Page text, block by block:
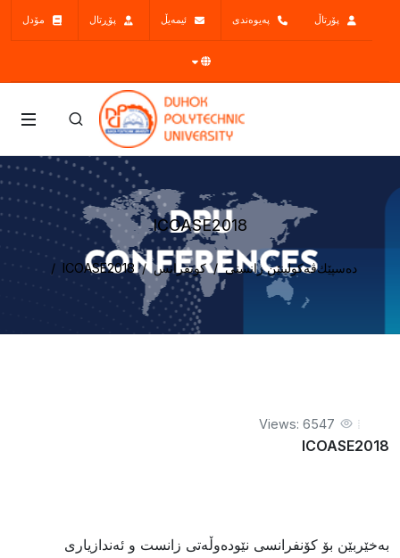
پۆرتاڵ پەیوەندی ئیمەیڵ پۆڕتال مۆدل
ICOASE2018
دەسپێكڤه‌كولينێن زانستى كونفرانس ICOASE2018
Views: 6547
ICOASE2018
بەخێربێن بۆ کۆنفرانسی نێودەوڵەتی زانست و ئەندازیاری